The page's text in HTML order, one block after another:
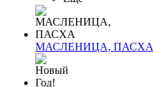
МАСЛЕНИЦА, ПАСХА